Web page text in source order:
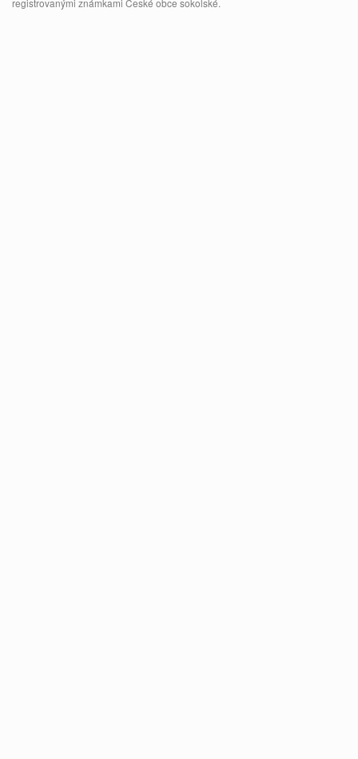
registrovanými známkami České obce sokolské.